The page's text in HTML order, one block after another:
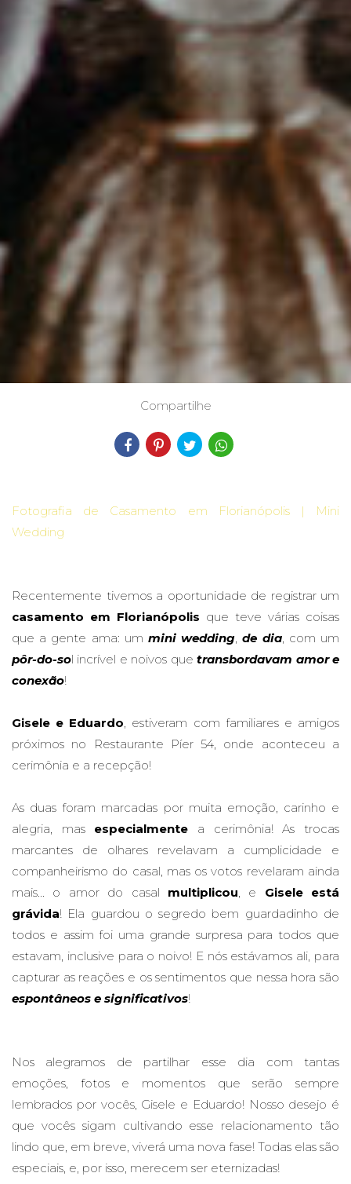
Compartilhe
Fotografia de Casamento em Florianópolis | Mini
Wedding
Recentemente tivemos a oportunidade de registrar um
casamento em Florianópolis que teve várias coisas
que a gente ama: um mini wedding,de dia, com um
pôr-do-sol incrível e noivos quetransbordavam amor e
conexão!
Gisele e Eduardo, estiveram com familiares e amigos
próximos no Restaurante Píer 54, onde aconteceu a
cerimônia e a recepção!
As duas foram marcadas por muita emoção, carinho e
alegria, mas especialmente a cerimônia! As trocas
marcantes de olhares revelavam a cumplicidade e
companheirismo do casal, mas os votos revelaram ainda
mais... o amor do casal multiplicou, e Gisele está
grávida! Ela guardou o segredo bem guardadinho de
todos e assim foi uma grande surpresa para todos que
estavam, inclusive para o noivo! E nós estávamos ali, para
capturar as reações e os sentimentos que nessa hora são
espontâneos e significativos!
Nos alegramos de partilhar esse dia com tantas
emoções, fotos e momentos que serão sempre
lembrados por vocês, Gisele e Eduardo! Nosso desejo é
que vocês sigam cultivando esse relacionamento tão
lindo que, em breve, viverá uma nova fase! Todas elas são
especiais, e, por isso, merecem ser eternizadas!